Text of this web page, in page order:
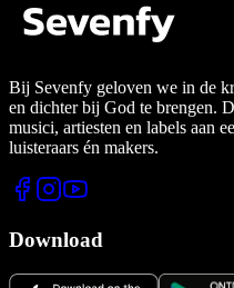
Bij Sevenfy geloven we in de
en dichter bij God te brengen.
musici, artiesten en labels aan
luisteraars én makers.
Download